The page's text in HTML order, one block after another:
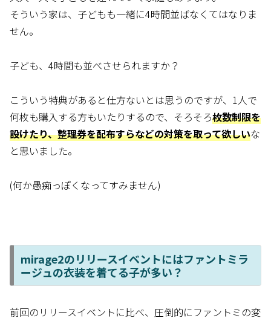
そういう家は、子どもも一緒に4時間並ばなくてはなりま
せん。
子ども、4時間も並べさせられますか？
こういう特典があると仕方ないとは思うのですが、1人で
何枚も購入する方もいたりするので、そろそろ枚数制限を
設けたり、整理券を配布すらなどの対策を取って欲しいな
と思いました。
(何か愚痴っぽくなってすみません)
mirage2のリリースイベントにはファントミラ
ージュの衣装を着てる子が多い？
前回のリリースイベントに比べ、圧倒的にファントミの変